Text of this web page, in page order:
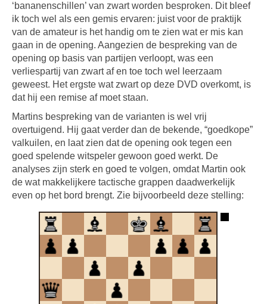
‘bananenschillen’ van zwart worden besproken. Dit bleef
ik toch wel als een gemis ervaren: juist voor de praktijk
van de amateur is het handig om te zien wat er mis kan
gaan in de opening. Aangezien de bespreking van de
opening op basis van partijen verloopt, was een
verliespartij van zwart af en toe toch wel leerzaam
geweest. Het ergste wat zwart op deze DVD overkomt, is
dat hij een remise af moet staan.
Martins bespreking van de varianten is wel vrij
overtuigend. Hij gaat verder dan de bekende, “goedkope”
valkuilen, en laat zien dat de opening ook tegen een
goed spelende witspeler gewoon goed werkt. De
analyses zijn sterk en goed te volgen, omdat Martin ook
de wat makkelijkere tactische grappen daadwerkelijk
even op het bord brengt. Zie bijvoorbeeld deze stelling: